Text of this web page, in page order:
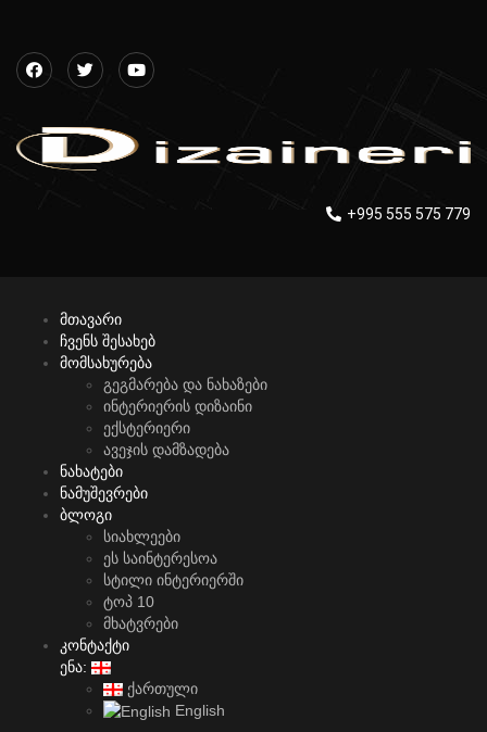
+995 555 575 779
მთავარი
ჩვენს შესახებ
მომსახურება
გეგმარება და ნახაზები
ინტერიერის დიზაინი
ექსტერიერი
ავეჯის დამზადება
ნახატები
ნამუშევრები
ბლოგი
სიახლეები
ეს საინტერესოა
სტილი ინტერიერში
ტოპ 10
მხატვრები
კონტაქტი
ენა:
ქართული
English